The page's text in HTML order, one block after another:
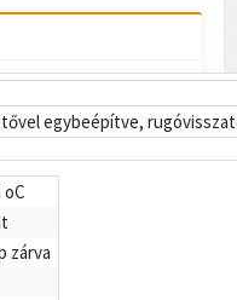
egybeépítve,
oC
zárva